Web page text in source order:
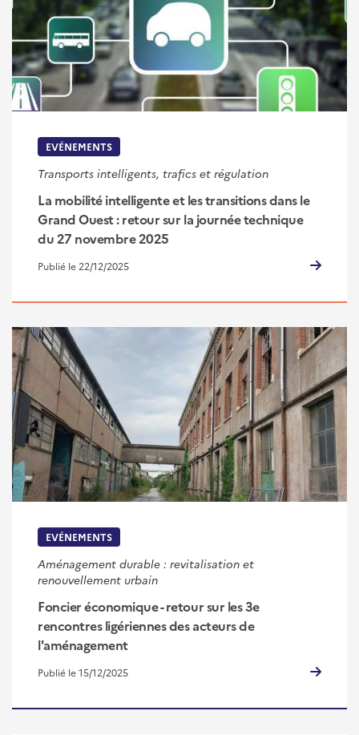
EVÉNEMENTS
Transports intelligents, trafics et régulation
La mobilité intelligente et les transitions dans le
Grand Ouest : retour sur la journée technique
du 27 novembre 2025
Publié le 22/12/2025
EVÉNEMENTS
Aménagement durable : revitalisation et
renouvellement urbain
Foncier économique - retour sur les 3e
rencontres ligériennes des acteurs de
l'aménagement
Publié le 15/12/2025